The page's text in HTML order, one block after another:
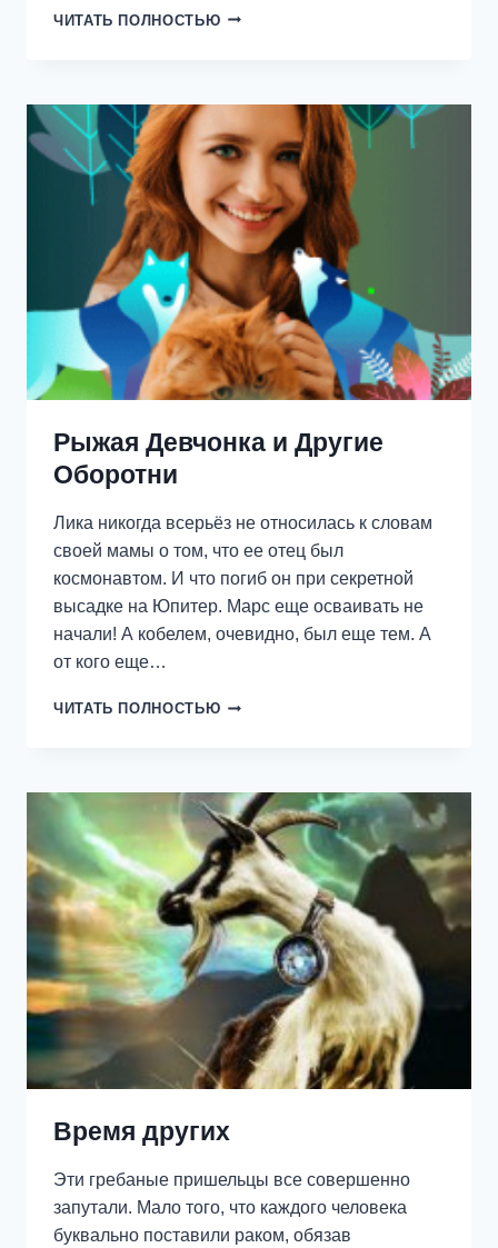
ЧИТАТЬ ПОЛНОСТЬЮ БЛОНДА
Рыжая Девчонка и Другие
Оборотни
Лика никогда всерьёз не относилась к словам
своей мамы о том, что ее отец был
космонавтом. И что погиб он при секретной
высадке на Юпитер. Марс еще осваивать не
начали! А кобелем, очевидно, был еще тем. А
от кого еще…
ЧИТАТЬ ПОЛНОСТЬЮ РЫЖАЯ
ОБОРОТНИ
Время других
Эти гребаные пришельцы все совершенно
запутали. Мало того, что каждого человека
буквально поставили раком, обязав